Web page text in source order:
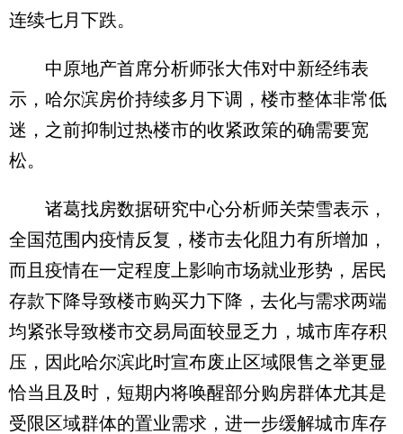
连续七月下跌。
中原地产首席分析师张大伟对中新经纬表
示，哈尔滨房价持续多月下调，楼市整体非常低
迷，之前抑制过热楼市的收紧政策的确需要宽
松。
诸葛找房数据研究中心分析师关荣雪表示，
全国范围内疫情反复，楼市去化阻力有所增加，
而且疫情在一定程度上影响市场就业形势，居民
存款下降导致楼市购买力下降，去化与需求两端
均紧张导致楼市交易局面较显乏力，城市库存积
压，因此哈尔滨此时宣布废止区域限售之举更显
恰当且及时，短期内将唤醒部分购房群体尤其是
受限区域群体的置业需求，进一步缓解城市库存